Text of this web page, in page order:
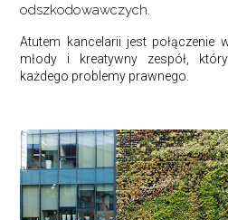
odszkodowawczych.
Atutem kancelarii jest połączenie
młody i kreatywny zespół,
każdego problemy prawnego.